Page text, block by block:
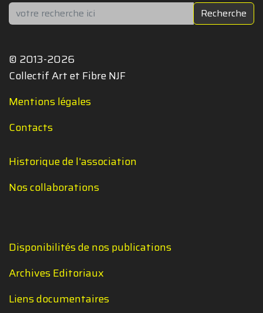
Rechercher Recherche
© 2013-2026
Collectif Art et Fibre NJF
Mentions légales
Contacts
Historique de l'association
Nos collaborations
Disponibilités de nos publications
Archives Editoriaux
Liens documentaires